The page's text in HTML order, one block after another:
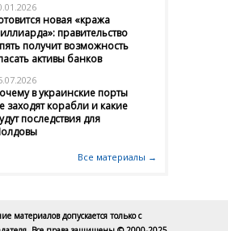
новая «кража
правительство
получит возможность
активы банков
в украинские порты
заходят корабли и какие
последствия для
Все материалы →
материалов допускается только с